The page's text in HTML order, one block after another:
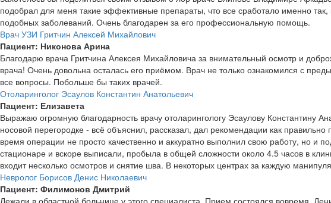
подобрал для меня такие эффективные препараты, что все сработало именно
подобных заболеваний. Очень благодарен за его профессиональную помощь.
Врач УЗИ Гритчин Алексей Михайлович
Пациент: Никонова Арина
Благодарю врача Гритчина Алексея Михайловича за внимательный осмотр и
врача! Очень довольна осталась его приёмом. Врач не только ознакомился с
все вопросы. Побольше бы таких врачей.
Отоларинголог Эсаулов Константин Анатольевич
Пациент: Елизавета
Выражаю огромную благодарность врачу отоларингологу Эсаулову Константину
носовой перегородке - всё объяснил, рассказал, дал рекомендации как
время операции не просто качественно и аккуратно выполнил свою работу, но и
стационаре и вскоре выписали, пробыла в общей сложности около 4.5 часов в
входит несколько осмотров и снятие шва. В некоторых центрах за каждую
Невролог Борисов Денис Николаевич
Пациент: Филимонов Дмитрий
Лежали в областной больнице у этого специалиста. Прием состоялся вовремя.